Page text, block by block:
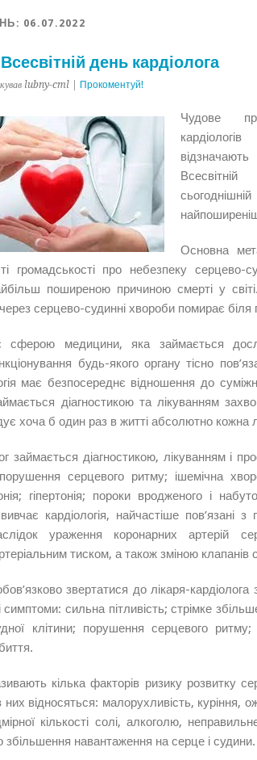
06.07.2022
день кардіолога
lubny-cml | Прокоментуй!
Чудове
Основна
громадськості про небезпеку серцево-
поширеною причиною смерті у
серцево-судинні хвороби помирає біля
є сферою медицини, яка займається
будь-якого органу тісно
має безпосереднє відношення до
діагностикою та лікуванням
хоча б один раз в житті абсолютно кожна
займається діагностикою, лікуванням і
порушення серцевого ритму; ішемічна
гіпертонія; пороки вродженого і
кардіологія, найчастіше пов’язані
ураження коронарних артерій
тиском, а також зміною клапанів
звертатися до лікаря-
симптоми: сильна пітливість; стрімке
клітини; порушення серцевого
кілька факторів ризику розвитку
відносяться: малорухливість, куріння,
кількості солі, алкоголю,
збільшення навантаження на серце і судини.